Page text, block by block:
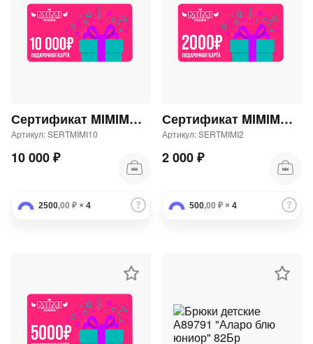
Сертификат MIMIMODA 10000 р.
Артикул: SERTMIMI10
10 000 ₽
2500,00 ₽ × 4
Сертификат MIMIMODA 2000 р.
Артикул: SERTMIMI2
2 000 ₽
500,00 ₽ × 4